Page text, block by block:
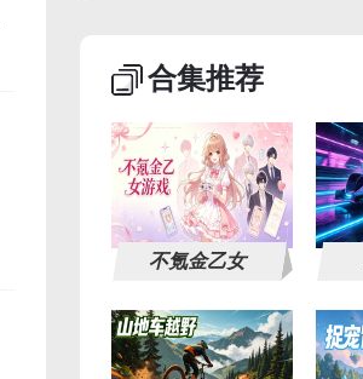
合集推荐
不氪金乙女